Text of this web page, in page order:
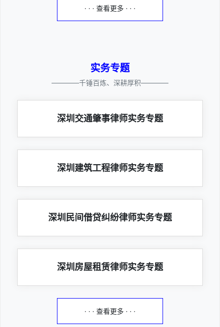
· · · 查看更多 · · ·
实务专题
————千锤百炼、深耕厚积————
深圳交通肇事律师实务专题
深圳建筑工程律师实务专题
深圳民间借贷纠纷律师实务专题
深圳房屋租赁律师实务专题
· · · 查看更多 · · ·